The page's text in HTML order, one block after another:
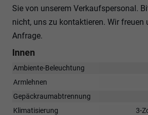
Sie von unserem Verkaufspersonal.
nicht, uns zu kontaktieren. Wir freuen
Anfrage.
Innen
Ambiente-Beleuchtung
Armlehnen
Gepäckraumabtrennung
Klimatisierung
3-